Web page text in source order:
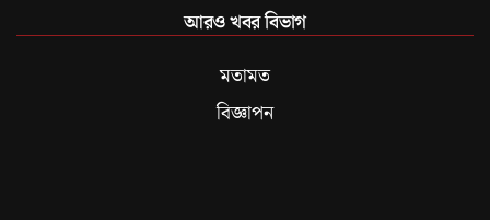
আরও খবর বিভাগ
মতামত
বিজ্ঞাপন